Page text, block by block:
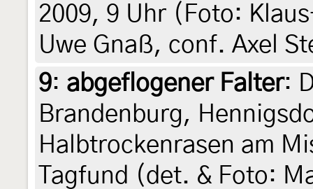
2009, 9 Uhr (Foto:
Uwe Gnaß, conf. Axel
9: abgeflogener Falter:
Brandenburg,
Halbtrockenrasen am
Tagfund (det. & Foto: